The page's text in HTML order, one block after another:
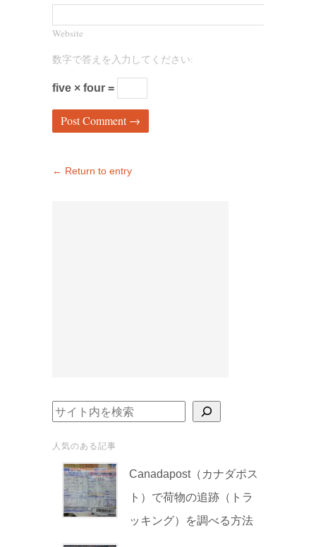
Website
数字で答えを入力してください:
five × four =
← Return to entry
検索
人気のある記事
Canadapost（カナダポス
ト）で荷物の追跡（トラ
ッキング）を調べる方法